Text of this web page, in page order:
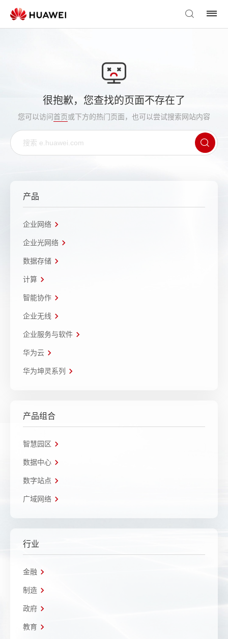
很抱歉，您查找的页面不存在了
您可以访问首页或下方的热门页面，也可以尝试搜索网站内容
产品
企业网络
企业光网络
数据存储
计算
智能协作
企业无线
企业服务与软件
华为云
华为坤灵系列
产品组合
智慧园区
数据中心
数字站点
广域网络
行业
金融
制造
政府
教育